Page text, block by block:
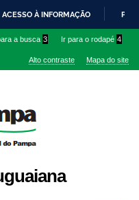
ACESSO À INFORMAÇÃO
a busca 3 Ir para o rodapé 4
Alto contraste Mapa do site